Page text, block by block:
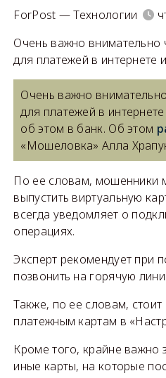
ForPost — Технологии
Очень важно внимательно
для платежей в интернете
Очень важно
для платежей в
об этом в банк. Об этом
«Мошеловка» Алла
По ее словам, мошенники
выпустить виртуальную
всегда уведомляет о
операциях.
Эксперт рекомендует при
позвонить на горячую
Также, по ее словам,
платежным картам в
Кроме того, крайне важно
иные карты, на которые